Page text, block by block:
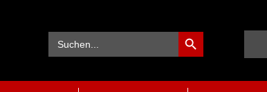
Search
for:
Search Button